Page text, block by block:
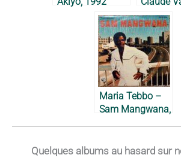
2002
Maria Tebbo –
Sam Mangwana,
Quelques albums au hasard sur